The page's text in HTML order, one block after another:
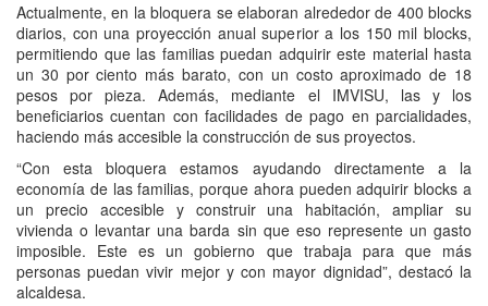
Actualmente, en la bloquera se elaboran alrededor de 400 blocks
diarios, con una proyección anual superior a los 150 mil blocks,
permitiendo que las familias puedan adquirir este material hasta
un 30 por ciento más barato, con un costo aproximado de 18
pesos por pieza. Además, mediante el IMVISU, las y los
beneficiarios cuentan con facilidades de pago en parcialidades,
haciendo más accesible la construcción de sus proyectos.
“Con esta bloquera estamos ayudando directamente a la
economía de las familias, porque ahora pueden adquirir blocks a
un precio accesible y construir una habitación, ampliar su
vivienda o levantar una barda sin que eso represente un gasto
imposible. Este es un gobierno que trabaja para que más
personas puedan vivir mejor y con mayor dignidad”, destacó la
alcaldesa.